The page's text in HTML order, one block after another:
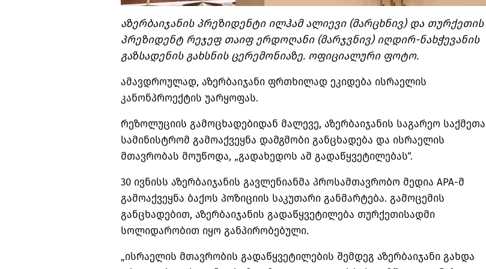
აზერბაიჯანის პრეზიდენტი ილჰამ ალიევი (მარცხნივ) და თურქეთის
პრეზიდენტ რეჯეფ თაიფ ერდოღანი (მარჯვნივ) იღდირ-ნახჭევანის
გაზსადენის გახსნის ცერემონიაზე. ოფიციალური ფოტო.
ამავდროულად, აზერბაიჯანი ფრთხილად ეკიდება ისრაელის
კანონპროექტის უარყოფას.
რეზოლუციის გამოცხადებიდან მალევე, აზერბაიჯანის საგარეო საქმეთა
სამინისტრომ გამოაქვეყნა დამგმობი განცხადება და ისრაელის
მთავრობას მოუწოდა, „გადახედოს ამ გადაწყვეტილებას“.
30 ივნისს აზერბაიჯანის გავლენიანმა პროსამთავრობო მედია APA-მ
გამოაქვეყნა ბაქოს პოზიციის საკუთარი განმარტება. გამოცემის
განცხადებით, აზერბაიჯანის გადაწყვეტილება თურქეთისადმი
სოლიდარობით იყო განპირობებული.
„ისრაელის მთავრობის გადაწყვეტილების შემდეგ აზერბაიჯანი გახდა